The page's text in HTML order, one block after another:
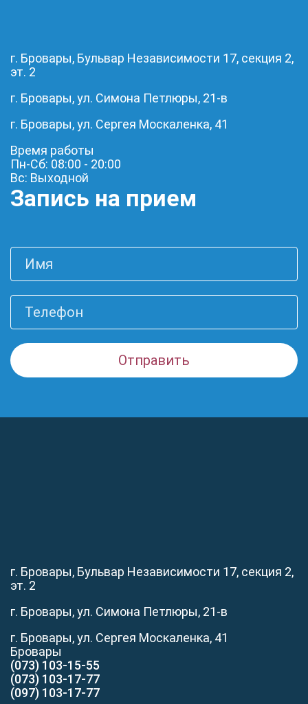
г. Бровары, Бульвар Независимости 17, секция 2,
эт. 2
г. Бровары, ул. Симона Петлюры, 21-в
г. Бровары, ул. Сергея Москаленка, 41
Время работы
Пн-Сб: 08:00 - 20:00
Вс: Выходной
Запись на прием
г. Бровары, Бульвар Независимости 17, секция 2,
эт. 2
г. Бровары, ул. Симона Петлюры, 21-в
г. Бровары, ул. Сергея Москаленка, 41
Бровары
(073) 103-15-55
(073) 103-17-77
(097) 103-17-77